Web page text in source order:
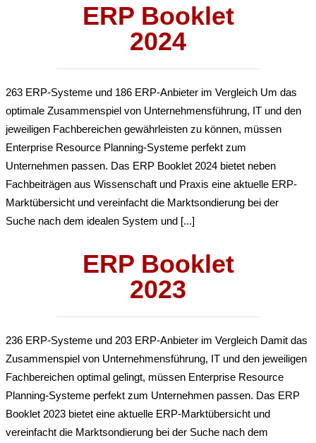
ERP Booklet
2024
263 ERP-Systeme und 186 ERP-Anbieter im Vergleich Um das
optimale Zusammenspiel von Unternehmensführung, IT und den
jeweiligen Fachbereichen gewährleisten zu können, müssen
Enterprise Resource Planning-Systeme perfekt zum
Unternehmen passen. Das ERP Booklet 2024 bietet neben
Fachbeiträgen aus Wissenschaft und Praxis eine aktuelle ERP-
Marktübersicht und vereinfacht die Marktsondierung bei der
Suche nach dem idealen System und [...]
ERP Booklet
2023
236 ERP-Systeme und 203 ERP-Anbieter im Vergleich Damit das
Zusammenspiel von Unternehmensführung, IT und den jeweiligen
Fachbereichen optimal gelingt, müssen Enterprise Resource
Planning-Systeme perfekt zum Unternehmen passen. Das ERP
Booklet 2023 bietet eine aktuelle ERP-Marktübersicht und
vereinfacht die Marktsondierung bei der Suche nach dem